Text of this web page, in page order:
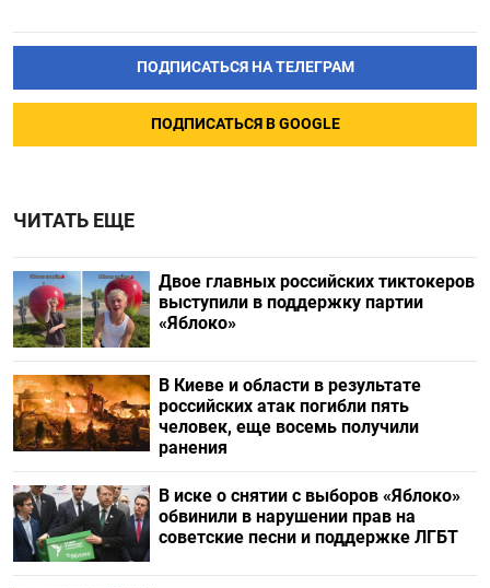
ПОДПИСАТЬСЯ НА ТЕЛЕГРАМ
ПОДПИСАТЬСЯ В GOOGLE
ЧИТАТЬ ЕЩЕ
Двое главных российских тиктокеров
выступили в поддержку партии
«Яблоко»
В Киеве и области в результате
российских атак погибли пять
человек, еще восемь получили
ранения
В иске о снятии с выборов «Яблоко»
обвинили в нарушении прав на
советские песни и поддержке ЛГБТ